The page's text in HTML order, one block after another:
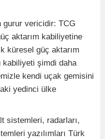
gurur vericidir: TCG
aktarım kabiliyetine
küresel güç aktarım
kabiliyeti şimdi daha
kendi uçak gemisini
yedinci ülke
sistemleri, radarları,
yazılımları Türk